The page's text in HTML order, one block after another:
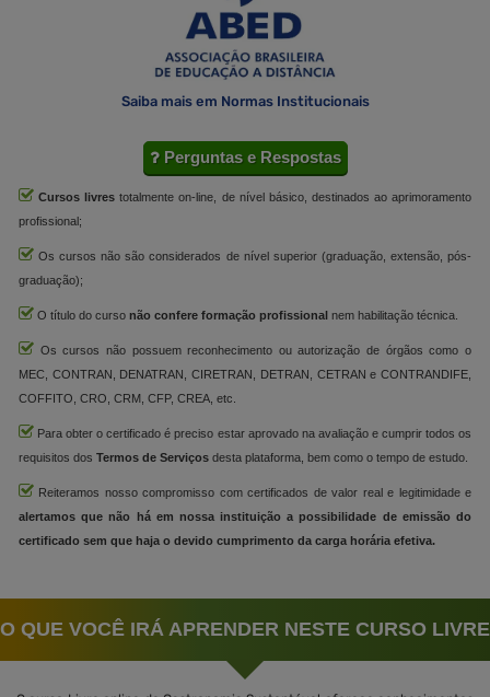
Saiba mais em Normas Institucionais
Perguntas e Respostas
Cursos livres totalmente on-line, de nível básico, destinados ao aprimoramento
profissional;
Os cursos não são considerados de nível superior (graduação, extensão, pós-
graduação);
O título do curso não confere formação profissional nem habilitação técnica.
Os cursos não possuem reconhecimento ou autorização de órgãos como o
MEC, CONTRAN, DENATRAN, CIRETRAN, DETRAN, CETRAN e CONTRANDIFE,
COFFITO, CRO, CRM, CFP, CREA, etc.
Para obter o certificado é preciso estar aprovado na avaliação e cumprir todos os
requisitos dos Termos de Serviços desta plataforma, bem como o tempo de estudo.
Reiteramos nosso compromisso com certificados de valor real e legitimidade e
alertamos que não há em nossa instituição a possibilidade de emissão do
certificado sem que haja o devido cumprimento da carga horária efetiva.
O QUE VOCÊ IRÁ APRENDER NESTE CURSO LIVRE